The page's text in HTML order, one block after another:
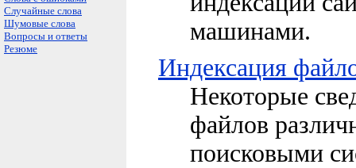
Случайные слова
Шумовые слова
Вопросы и ответы
Резюме
машинами.
Индексация
Некоторые
файлов
поисковыми